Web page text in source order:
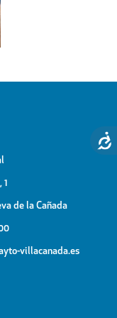
1
de la Cañada
villacanada.es